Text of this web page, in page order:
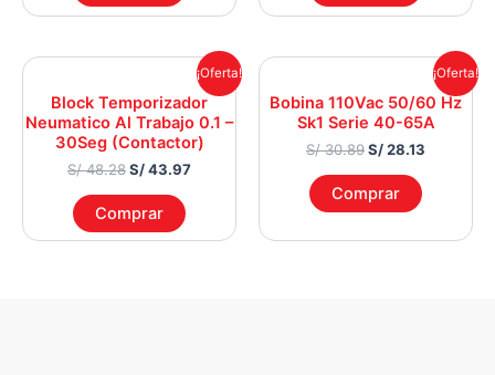
¡Oferta!
Block Temporizador
Neumatico Al Trabajo 0.1 –
30Seg (Contactor)
S/48.28
was:
S/ 48.28.
S/43.97
Current
price
is:
S/ 43.97.
Comprar
¡Oferta!
Bobina 110Vac 50/60 Hz
Sk1 Serie 40-65A
S/30.89
was:
S/ 30.89.
S/28.13
Current
price
is:
S/ 28.13.
Comprar